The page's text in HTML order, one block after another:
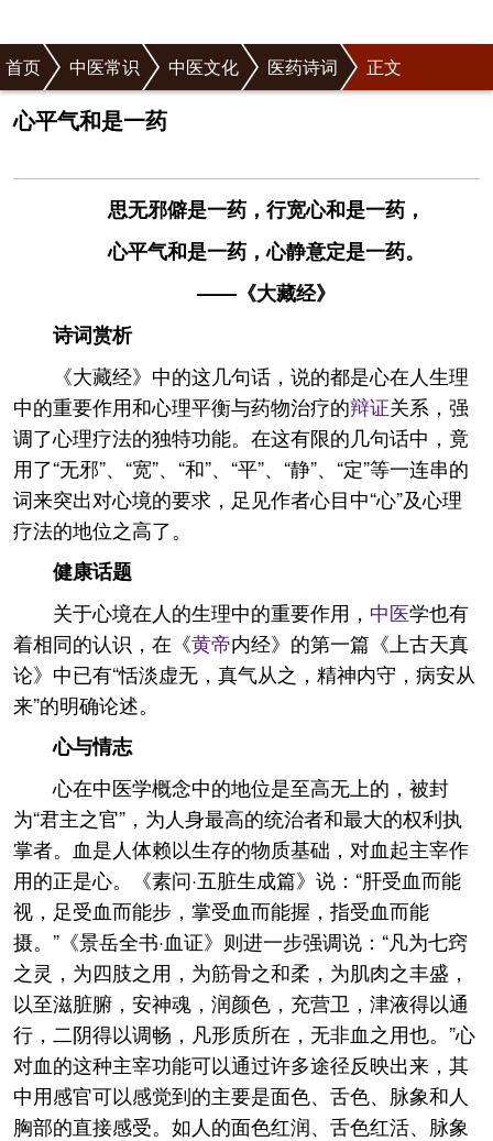
首页 中医常识 中医文化 医药诗词 正文
心平气和是一药
思无邪僻是一药，行宽心和是一药，
心平气和是一药，心静意定是一药。
——《大藏经》
诗词赏析
《大藏经》中的这几句话，说的都是心在人生理
中的重要作用和心理平衡与药物治疗的辩证关系，强
调了心理疗法的独特功能。在这有限的几句话中，竟
用了“无邪”、“宽”、“和”、“平”、“静”、“定”等一连串的
词来突出对心境的要求，足见作者心目中“心”及心理
疗法的地位之高了。
健康话题
关于心境在人的生理中的重要作用， 中医学也有
着相同的认识，在《黄帝内经》的第一篇《上古天真
论》中已有“恬淡虚无，真气从之，精神内守，病安从
来”的明确论述。
心与情志
心在中医学概念中的地位是至高无上的，被封
为“君主之官”，为人身最高的统治者和最大的权利执
掌者。血是人体赖以生存的物质基础，对血起主宰作
用的正是心。《素问·五脏生成篇》说：“肝受血而能
视，足受血而能步，掌受血而能握，指受血而能
摄。”《景岳全书·血证》则进一步强调说：“凡为七窍
之灵，为四肢之用，为筋骨之和柔，为肌肉之丰盛，
以至滋脏腑，安神魂，润颜色，充营卫，津液得以通
行，二阴得以调畅，凡形质所在，无非血之用也。”心
对血的这种主宰功能可以通过许多途径反映出来，其
中用感官可以感觉到的主要是面色、舌色、脉象和人
胸部的直接感受。如人的面色红润、舌色红活、脉象